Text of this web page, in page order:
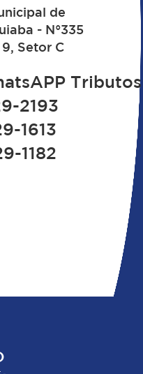
de
- N°335
Setor C
Tributos
2193
1613
1182